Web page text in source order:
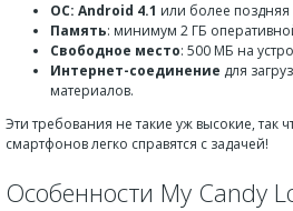
ОС: Android 4.1 или более поздняя
Память: минимум 2 ГБ
Свободное место: 500 МБ на
Интернет-соединение для
материалов.
Эти требования не такие уж высокие, так
смартфонов легко справятся с задачей!
Особенности My Candy